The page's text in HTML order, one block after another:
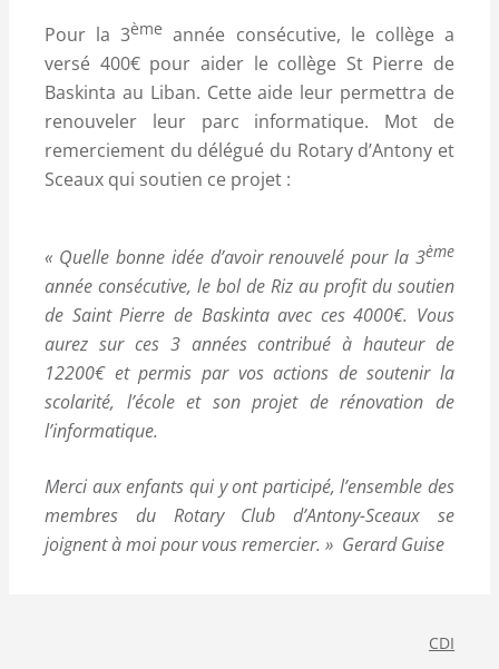
Pour la 3ème année consécutive, le collège a
versé 400€ pour aider le collège St Pierre de
Baskinta au Liban. Cette aide leur permettra de
renouveler leur parc informatique. Mot de
remerciement du délégué du Rotary d’Antony et
Sceaux qui soutien ce projet :
« Quelle bonne idée d’avoir renouvelé pour la 3ème
année consécutive, le bol de Riz au profit du soutien
de Saint Pierre de Baskinta avec ces 4000€. Vous
aurez sur ces 3 années contribué à hauteur de
12200€ et permis par vos actions de soutenir la
scolarité, l’école et son projet de rénovation de
l’informatique.
Merci aux enfants qui y ont participé, l’ensemble des
membres du Rotary Club d’Antony-Sceaux se
joignent à moi pour vous remercier. » Gerard Guise
CDI